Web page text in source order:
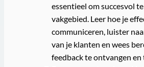
essentieel om succesvol
vakgebied. Leer hoe je
communiceren, luister
van je klanten en wees
feedback te ontvangen en